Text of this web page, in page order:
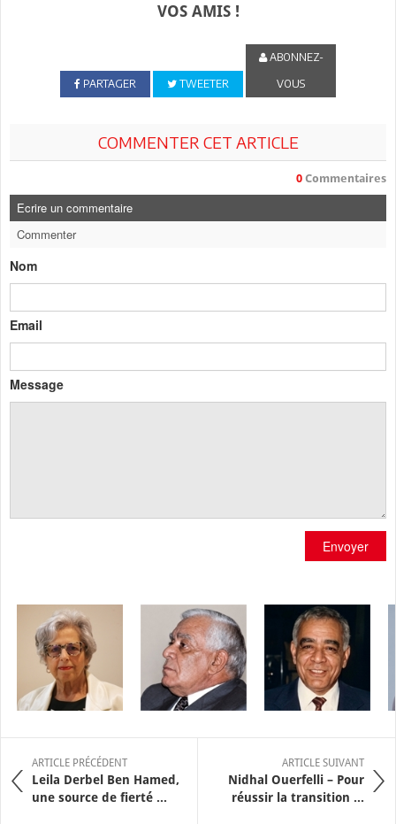
VOS AMIS !
PARTAGER TWEETER
ABONNEZ-
VOUS
COMMENTER CET ARTICLE
0 Commentaires
Ecrire un commentaire
Commenter
Nom
Email
Message
Envoyer
ARTICLE PRÉCÉDENT
Leila Derbel Ben Hamed,
une source de fierté ...
ARTICLE SUIVANT
Nidhal Ouerfelli – Pour
réussir la transition ...